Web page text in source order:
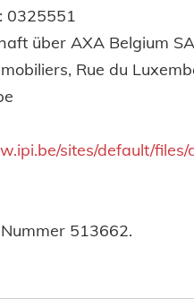
0325551
über AXA Belgium
Rue du
sites/default/
513662.